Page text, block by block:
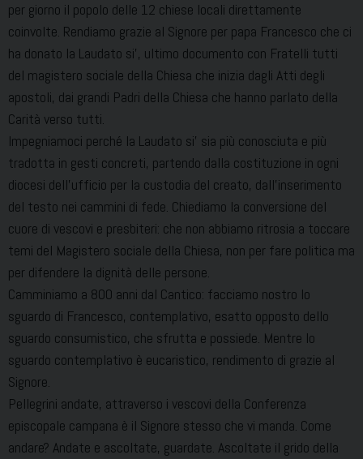
per giorno il popolo delle 12 chiese locali direttamente
coinvolte. Rendiamo grazie al Signore per papa Francesco che ci
ha donato la Laudato si’, ultimo documento con Fratelli tutti
del magistero sociale della Chiesa che inizia dagli Atti degli
apostoli, dai grandi Padri della Chiesa che hanno parlato della
Carità verso tutti.
Impegniamoci perché la Laudato si’ sia più conosciuta e più
tradotta in gesti concreti, partendo dalla costituzione in ogni
diocesi dell’ufficio per la custodia del creato, dall’inserimento
del testo nei cammini di fede. Chiediamo la conversione del
cuore di vescovi e presbiteri: che non abbiamo ritrosia a toccare
temi del Magistero sociale della Chiesa, non per fare politica ma
per difendere la dignità delle persone.
Camminiamo a 800 anni dal Cantico: facciamo nostro lo
sguardo di Francesco, contemplativo, esatto opposto dello
sguardo consumistico, che sfrutta e possiede. Mentre lo
sguardo contemplativo è eucaristico, rendimento di grazie al
Signore.
Pellegrini andate, attraverso i vescovi della Conferenza
episcopale campana è il Signore stesso che vi manda. Come
andare? Andate e ascoltate, guardate. Ascoltate il grido della